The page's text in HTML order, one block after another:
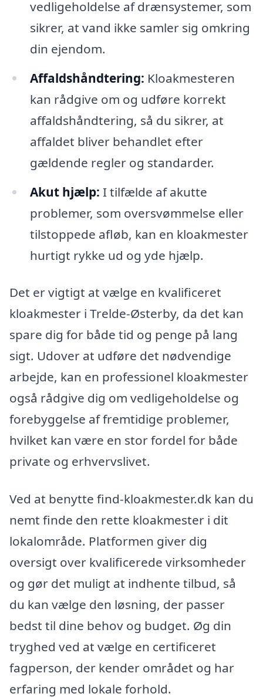
vedligeholdelse af drænsystemer, som
sikrer, at vand ikke samler sig omkring
din ejendom.
Affaldshåndtering: Kloakmesteren
kan rådgive om og udføre korrekt
affaldshåndtering, så du sikrer, at
affaldet bliver behandlet efter
gældende regler og standarder.
Akut hjælp: I tilfælde af akutte
problemer, som oversvømmelse eller
tilstoppede afløb, kan en kloakmester
hurtigt rykke ud og yde hjælp.
Det er vigtigt at vælge en kvalificeret
kloakmester i Trelde-Østerby, da det kan
spare dig for både tid og penge på lang
sigt. Udover at udføre det nødvendige
arbejde, kan en professionel kloakmester
også rådgive dig om vedligeholdelse og
forebyggelse af fremtidige problemer,
hvilket kan være en stor fordel for både
private og erhvervslivet.
Ved at benytte find-kloakmester.dk kan du
nemt finde den rette kloakmester i dit
lokalområde. Platformen giver dig
oversigt over kvalificerede virksomheder
og gør det muligt at indhente tilbud, så
du kan vælge den løsning, der passer
bedst til dine behov og budget. Øg din
tryghed ved at vælge en certificeret
fagperson, der kender området og har
erfaring med lokale forhold.